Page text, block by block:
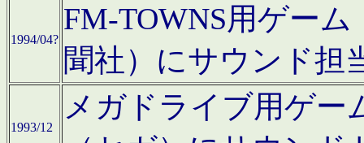
1994/04?
FM-TOWNS用ゲー
聞社）にサウンド担
1993/12
メガドライブ用ゲー